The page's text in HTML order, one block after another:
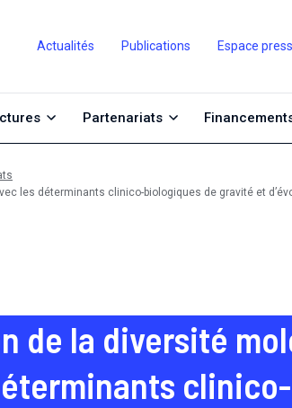
Actualités Publications Espace
Partenariats
les déterminants clinico-biologiques de gravité et
de la diversité